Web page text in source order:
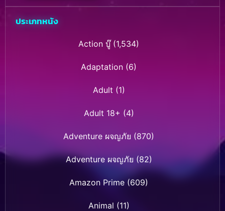
ประเภทหนัง
Action บู๊(1,534)
Adaptation (6)
Adult (1)
Adult 18+ (4)
Adventure ผจญภัย (870)
Adventure ผจญภัย (82)
Amazon Prime (609)
Animal (11)